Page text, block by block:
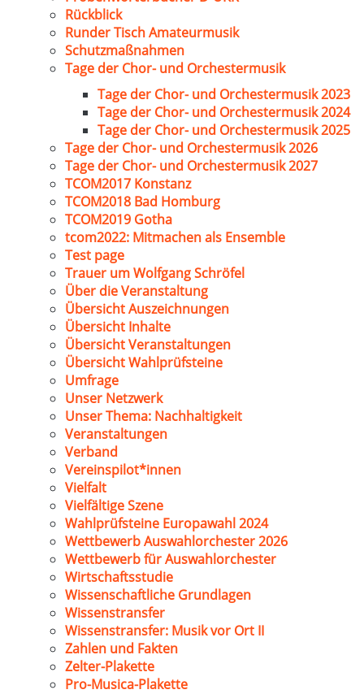
Rückblick
Runder Tisch Amateurmusik
Schutzmaßnahmen
Tage der Chor- und Orchestermusik
Tage der Chor- und Orchestermusik 2023
Tage der Chor- und Orchestermusik 2024
Tage der Chor- und Orchestermusik 2025
Tage der Chor- und Orchestermusik 2026
Tage der Chor- und Orchestermusik 2027
TCOM2017 Konstanz
TCOM2018 Bad Homburg
TCOM2019 Gotha
tcom2022: Mitmachen als Ensemble
Test page
Trauer um Wolfgang Schröfel
Über die Veranstaltung
Übersicht Auszeichnungen
Übersicht Inhalte
Übersicht Veranstaltungen
Übersicht Wahlprüfsteine
Umfrage
Unser Netzwerk
Unser Thema: Nachhaltigkeit
Veranstaltungen
Verband
Vereinspilot*innen
Vielfalt
Vielfältige Szene
Wahlprüfsteine Europawahl 2024
Wettbewerb Auswahlorchester 2026
Wettbewerb für Auswahlorchester
Wirtschaftsstudie
Wissenschaftliche Grundlagen
Wissenstransfer
Wissenstransfer: Musik vor Ort II
Zahlen und Fakten
Zelter-Plakette
Pro-Musica-Plakette